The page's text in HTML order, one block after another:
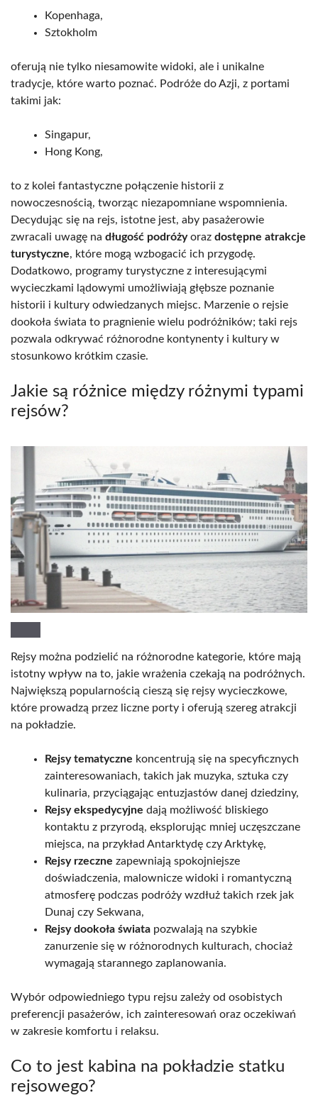
Kopenhaga,
Sztokholm
oferują nie tylko niesamowite widoki, ale i unikalne
tradycje, które warto poznać. Podróże do Azji, z portami
takimi jak:
Singapur,
Hong Kong,
to z kolei fantastyczne połączenie historii z
nowoczesnością, tworząc niezapomniane wspomnienia.
Decydując się na rejs, istotne jest, aby pasażerowie
zwracali uwagę na długość podróżyoraz dostępne atrakcje
turystyczne, które mogą wzbogacić ich przygodę.
Dodatkowo, programy turystyczne z interesującymi
wycieczkami lądowymi umożliwiają głębsze poznanie
historii i kultury odwiedzanych miejsc. Marzenie o rejsie
dookoła świata to pragnienie wielu podróżników; taki rejs
pozwala odkrywać różnorodne kontynenty i kultury w
stosunkowo krótkim czasie.
Jakie są różnice między różnymi typami
rejsów?
Rejsy można podzielić na różnorodne kategorie, które mają
istotny wpływ na to, jakie wrażenia czekają na podróżnych.
Największą popularnością cieszą się rejsy wycieczkowe,
które prowadzą przez liczne porty i oferują szereg atrakcji
na pokładzie.
Rejsy tematyczne koncentrują się na specyficznych
zainteresowaniach, takich jak muzyka, sztuka czy
kulinaria, przyciągając entuzjastów danej dziedziny,
Rejsy ekspedycyjne dają możliwość bliskiego
kontaktu z przyrodą, eksplorując mniej uczęszczane
miejsca, na przykład Antarktydę czy Arktykę,
Rejsy rzeczne zapewniają spokojniejsze
doświadczenia, malownicze widoki i romantyczną
atmosferę podczas podróży wzdłuż takich rzek jak
Dunaj czy Sekwana,
Rejsy dookoła świata pozwalają na szybkie
zanurzenie się w różnorodnych kulturach, chociaż
wymagają starannego zaplanowania.
Wybór odpowiedniego typu rejsu zależy od osobistych
preferencji pasażerów, ich zainteresowań oraz oczekiwań
w zakresie komfortu i relaksu.
Co to jest kabina na pokładzie statku
rejsowego?